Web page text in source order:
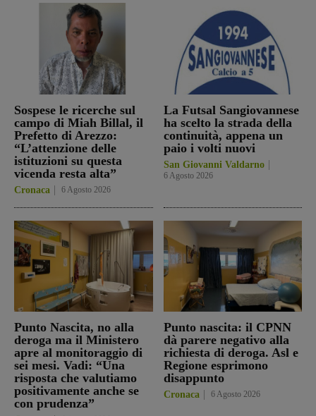
Sospese le ricerche sul
campo di Miah Billal, il
Prefetto di Arezzo:
“L’attenzione delle
istituzioni su questa
vicenda resta alta”
Cronaca 6 Agosto 2026
La Futsal Sangiovannese
ha scelto la strada della
continuità, appena un
paio i volti nuovi
San Giovanni Valdarno
6 Agosto 2026
Punto Nascita, no alla
deroga ma il Ministero
apre al monitoraggio di
sei mesi. Vadi: “Una
risposta che valutiamo
positivamente anche se
con prudenza”
Punto nascita: il CPNN
dà parere negativo alla
richiesta di deroga. Asl e
Regione esprimono
disappunto
Cronaca 6 Agosto 2026